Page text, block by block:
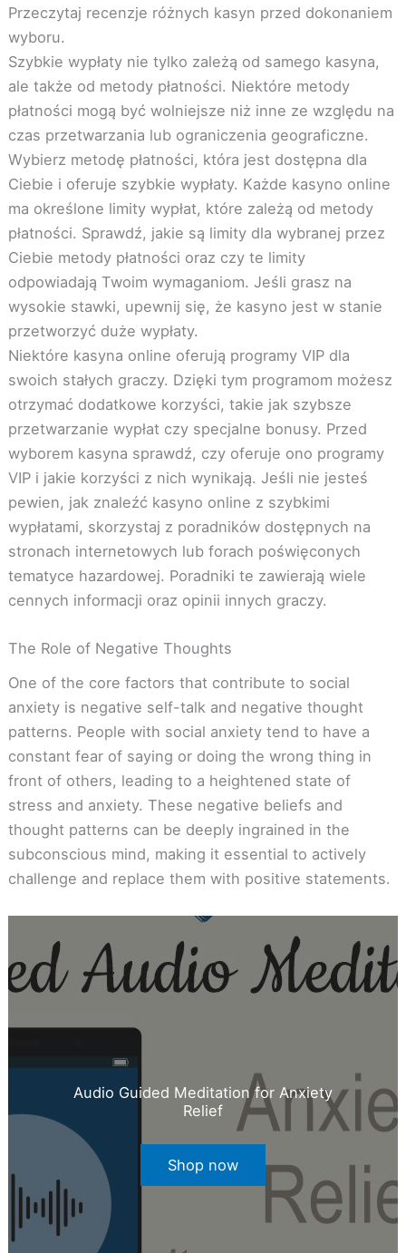
Przeczytaj recenzje różnych kasyn przed dokonaniem
wyboru.
Szybkie wypłaty nie tylko zależą od samego kasyna,
ale także od metody płatności. Niektóre metody
płatności mogą być wolniejsze niż inne ze względu na
czas przetwarzania lub ograniczenia geograficzne.
Wybierz metodę płatności, która jest dostępna dla
Ciebie i oferuje szybkie wypłaty. Każde kasyno online
ma określone limity wypłat, które zależą od metody
płatności. Sprawdź, jakie są limity dla wybranej przez
Ciebie metody płatności oraz czy te limity
odpowiadają Twoim wymaganiom. Jeśli grasz na
wysokie stawki, upewnij się, że kasyno jest w stanie
przetworzyć duże wypłaty.
Niektóre kasyna online oferują programy VIP dla
swoich stałych graczy. Dzięki tym programom możesz
otrzymać dodatkowe korzyści, takie jak szybsze
przetwarzanie wypłat czy specjalne bonusy. Przed
wyborem kasyna sprawdź, czy oferuje ono programy
VIP i jakie korzyści z nich wynikają. Jeśli nie jesteś
pewien, jak znaleźć kasyno online z szybkimi
wypłatami, skorzystaj z poradników dostępnych na
stronach internetowych lub forach poświęconych
tematyce hazardowej. Poradniki te zawierają wiele
cennych informacji oraz opinii innych graczy.
The Role of Negative Thoughts
One of the core factors that contribute to social
anxiety is negative self-talk and negative thought
patterns. People with social anxiety tend to have a
constant fear of saying or doing the wrong thing in
front of others, leading to a heightened state of
stress and anxiety. These negative beliefs and
thought patterns can be deeply ingrained in the
subconscious mind, making it essential to actively
challenge and replace them with positive statements.
Audio Guided Meditation for Anxiety
Relief
Shop now